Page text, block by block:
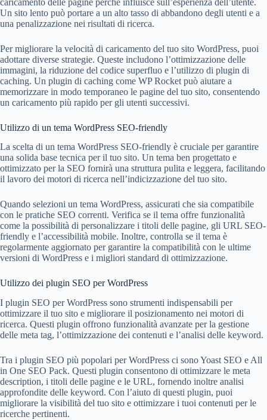
Un sito lento può portare a un alto tasso di abbandono degli utenti e a
una penalizzazione nei risultati di ricerca.
Per migliorare la velocità di caricamento del tuo sito WordPress, puoi
adottare diverse strategie. Queste includono l’ottimizzazione delle
immagini, la riduzione del codice superfluo e l’utilizzo di plugin di
caching. Un plugin di caching come WP Rocket può aiutare a
memorizzare in modo temporaneo le pagine del tuo sito, consentendo
un caricamento più rapido per gli utenti successivi.
Utilizzo di un tema WordPress SEO-friendly
La scelta di un tema WordPress SEO-friendly è cruciale per garantire
una solida base tecnica per il tuo sito. Un tema ben progettato e
ottimizzato per la SEO fornirà una struttura pulita e leggera, facilitando
il lavoro dei motori di ricerca nell’indicizzazione del tuo sito.
Quando selezioni un tema WordPress, assicurati che sia compatibile
con le pratiche SEO correnti. Verifica se il tema offre funzionalità
come la possibilità di personalizzare i titoli delle pagine, gli URL SEO-
friendly e l’accessibilità mobile. Inoltre, controlla se il tema è
regolarmente aggiornato per garantire la compatibilità con le ultime
versioni di WordPress e i migliori standard di ottimizzazione.
Utilizzo dei plugin SEO per WordPress
I plugin SEO per WordPress sono strumenti indispensabili per
ottimizzare il tuo sito e migliorare il posizionamento nei motori di
ricerca. Questi plugin offrono funzionalità avanzate per la gestione
delle meta tag, l’ottimizzazione dei contenuti e l’analisi delle keyword.
Tra i plugin SEO più popolari per WordPress ci sono Yoast SEO e All
in One SEO Pack. Questi plugin consentono di ottimizzare le meta
description, i titoli delle pagine e le URL, fornendo inoltre analisi
approfondite delle keyword. Con l’aiuto di questi plugin, puoi
migliorare la visibilità del tuo sito e ottimizzare i tuoi contenuti per le
ricerche pertinenti.